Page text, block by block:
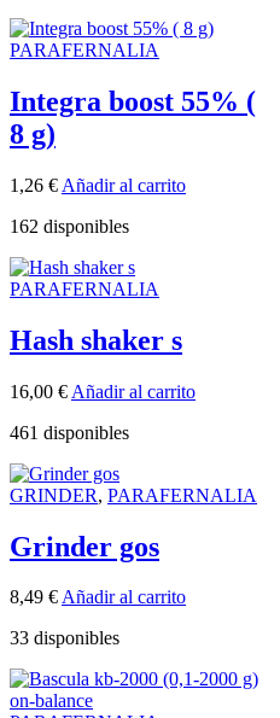
PARAFERNALIA
Integra boost 55% (
8 g)
1,26 € Añadir al carrito
162 disponibles
PARAFERNALIA
Hash shaker s
16,00 € Añadir al carrito
461 disponibles
GRINDER, PARAFERNALIA
Grinder gos
8,49 €Añadir al carrito
33 disponibles